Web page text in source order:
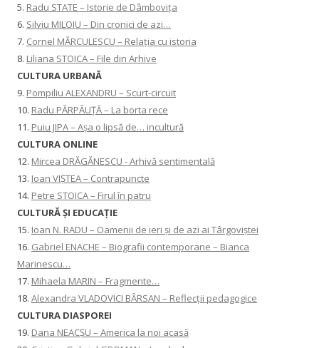
5. Radu STATE – Istorie de Dâmbovița
6. Silviu MILOIU – Din cronici de azi…
7. Cornel MĂRCULESCU – Relația cu istoria
8. Liliana STOICA – File din Arhive
CULTURA URBANĂ
9. Pompiliu ALEXANDRU – Scurt-circuit
10. Radu PĂRPĂUȚĂ – La borta rece
11. Puiu JIPA – Așa o lipsă de… incultură
CULTURA ONLINE
12. Mircea DRĂGĂNESCU - Arhivă sentimentală
13. Ioan VIȘTEA – Contrapuncte
14. Petre STOICA – Firul în patru
CULTURĂ ŞI EDUCAŢIE
15. Ioan N. RADU – Oamenii de ieri și de azi ai Târgoviștei
16. Gabriel ENACHE – Biografii contemporane – Bianca
Marinescu…
17. Mihaela MARIN – Fragmente…
18. Alexandra VLADOVICI BÂRSAN – Reflecții pedagogice
CULTURA DIASPOREI
19. Dana NEACȘU – America la noi acasă